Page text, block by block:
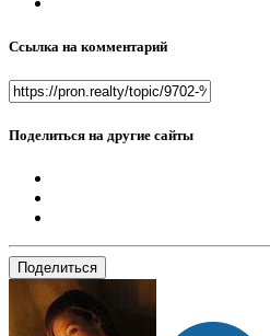
Ссылка на комментарий
Поделиться на другие сайты
Поделиться